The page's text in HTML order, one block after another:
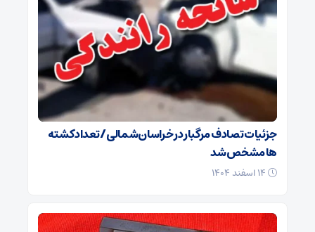
جزئیات تصادف مرگبار در خراسان‌شمالی/ تعداد کشته
ها مشخص شد